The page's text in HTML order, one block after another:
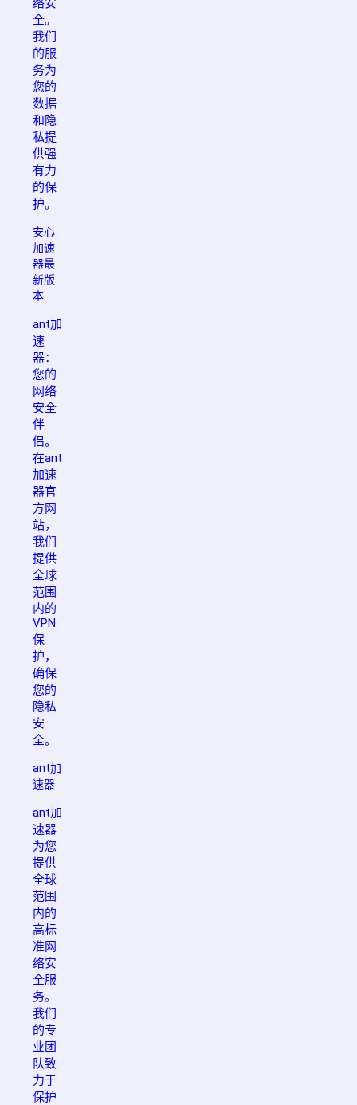
络安
全。
我们
的服
务为
您的
数据
和隐
私提
供强
有力
的保
护。
安心
加速
器最
新版
本
ant加
速
器：
您的
网络
安全
伴
侣。
在ant
加速
器官
方网
站，
我们
提供
全球
范围
内的
VPN
保
护，
确保
您的
隐私
安
全。
ant加
速器
ant加
速器
为您
提供
全球
范围
内的
高标
准网
络安
全服
务。
我们
的专
业团
队致
力于
保护